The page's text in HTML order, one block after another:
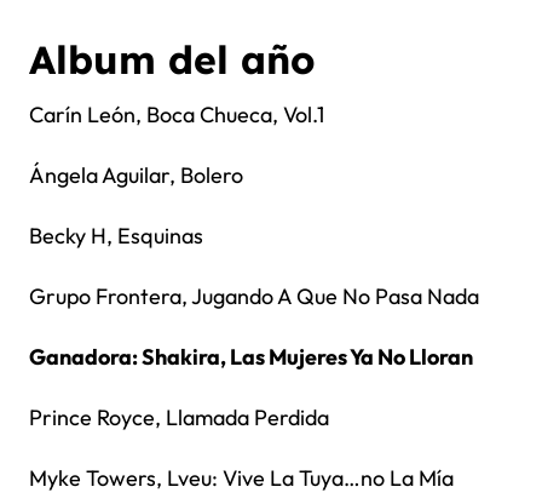
Album del año
Carín León, Boca Chueca, Vol.1
Ángela Aguilar, Bolero
Becky H, Esquinas
Grupo Frontera, Jugando A Que No Pasa Nada
Ganadora: Shakira, Las Mujeres Ya No Lloran
Prince Royce, Llamada Perdida
Myke Towers, Lveu: Vive La Tuya…no La Mía